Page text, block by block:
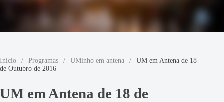
Início / Programas / UMinho em antena /
UM em Antena de 18
de Outubro de 2016
UM em Antena de 18 de